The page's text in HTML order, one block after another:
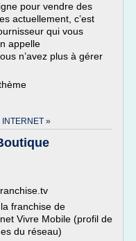
pour vendre des
actuellement, c’est
qui vous
appelle
n’avez plus à gérer
INTERNET »
franchise de
Vivre Mobile (profil de
du réseau)